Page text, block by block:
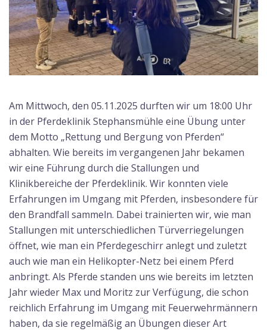
Am Mittwoch, den 05.11.2025 durften wir um 18:00 Uhr
in der Pferdeklinik Stephansmühle eine Übung unter
dem Motto „Rettung und Bergung von Pferden“
abhalten. Wie bereits im vergangenen Jahr bekamen
wir eine Führung durch die Stallungen und
Klinikbereiche der Pferdeklinik. Wir konnten viele
Erfahrungen im Umgang mit Pferden, insbesondere für
den Brandfall sammeln. Dabei trainierten wir, wie man
Stallungen mit unterschiedlichen Türverriegelungen
öffnet, wie man ein Pferdegeschirr anlegt und zuletzt
auch wie man ein Helikopter-Netz bei einem Pferd
anbringt. Als Pferde standen uns wie bereits im letzten
Jahr wieder Max und Moritz zur Verfügung, die schon
reichlich Erfahrung im Umgang mit Feuerwehrmännern
haben, da sie regelmäßig an Übungen dieser Art